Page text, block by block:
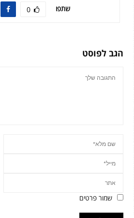
שתפו 0
הגב לפוסט
שמור פרטים